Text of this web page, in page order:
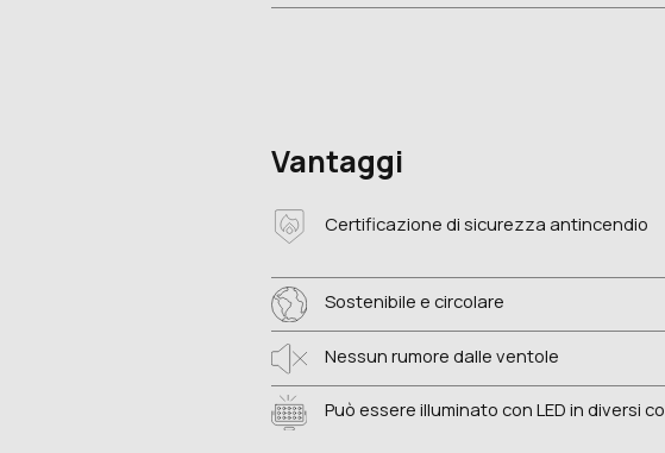
Vantaggi
Certificazione di sicurezza antincendio
Sostenibile e circolare
Nessun rumore dalle ventole
Può essere illuminato con LED in diversi